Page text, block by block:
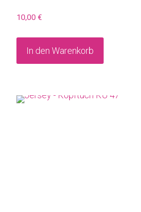
10,00 €
In den Warenkorb